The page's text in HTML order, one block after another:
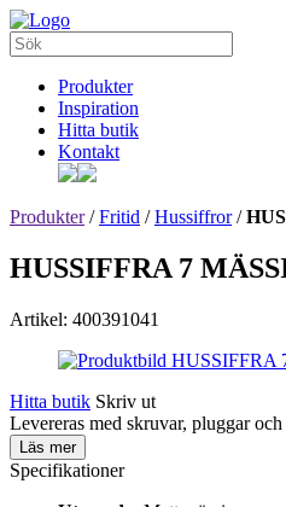
Produkter
Inspiration
Hitta butik
Kontakt
Produkter/Fritid /Hussiffror/
HUSSIFFRA 7
Artikel: 400391041
Hitta butik Skriv ut
Levereras med skruvar, pluggar och
Läs mer
Specifikationer